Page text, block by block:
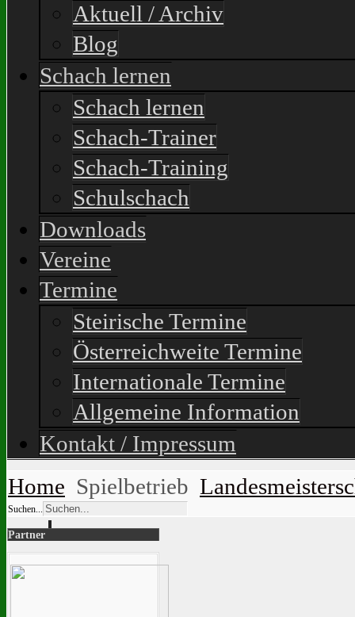
Aktuell / Archiv
Blog
Schach lernen
Schach lernen
Schach-Trainer
Schach-Training
Schulschach
Downloads
Vereine
Termine
Steirische Termine
Österreichweite Termine
Internationale Termine
Allgemeine Information
Kontakt / Impressum
Home Spielbetrieb
Suchen...
Partner